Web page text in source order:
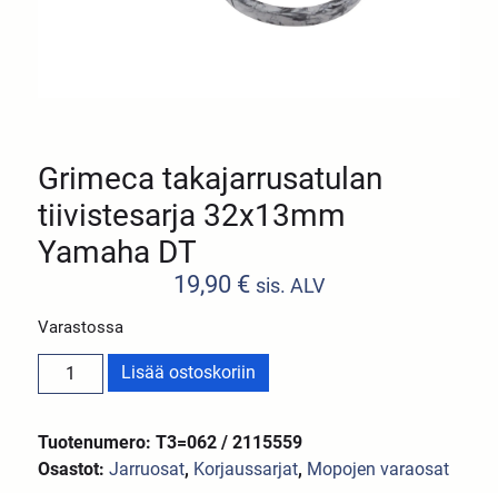
Grimeca takajarrusatulan
tiivistesarja 32x13mm
Yamaha DT
19,90 € sis. ALV
Varastossa
Lisää ostoskoriin
Tuotenumero: T3=062 / 2115559
Osastot:Jarruosat, Korjaussarjat, Mopojen varaosat